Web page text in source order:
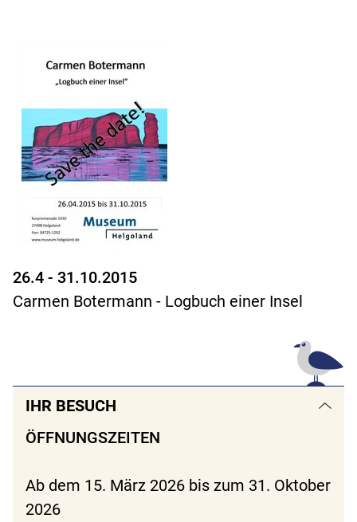
26.4 - 31.10.2015
Carmen Botermann - Logbuch einer Insel
IHR BESUCH
ÖFFNUNGSZEITEN
Ab dem 15. März 2026 bis zum 31. Oktober
2026